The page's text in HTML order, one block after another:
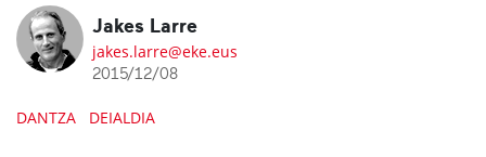
Jakes Larre
jakes.larre@eke.eus
2015/12/08
DANTZA DEIALDIA